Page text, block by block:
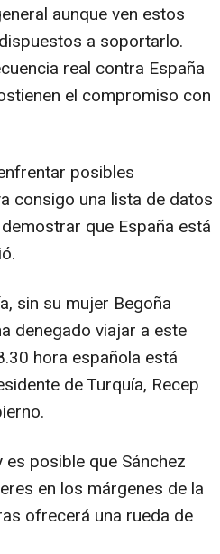
aunque ven estos
a soportarlo.
real contra España
el compromiso con
posibles
consigo una lista de datos
que España está
sin su mujer Begoña
denegado viajar a este
hora española está
de Turquía, Recep
posible que Sánchez
en los márgenes de la
ofrecerá una rueda de